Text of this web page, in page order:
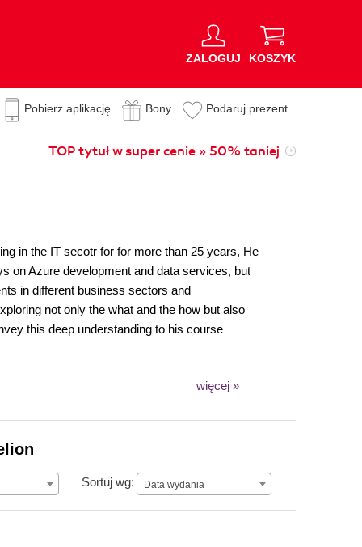
ZALOGUJ KOSZYK
Pobierz aplikację Bony Podaruj prezent
TOP tytuł w super cenie » 50% taniej
in the IT secotr for for more than 25 years, He
on Azure development and data services, but
in different business sectors and
not only the what and the how but also
this deep understanding to his course
więcej »
Sortuj wg: Data wydania
Data wydania